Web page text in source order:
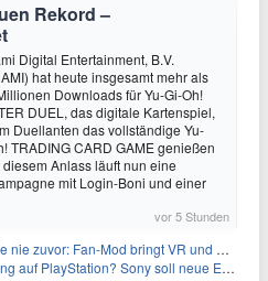
Rekord –
Digital Entertainment, B.V.
hat heute insgesamt mehr als
Downloads für Yu-Gi-Oh!
DUEL, das digitale Kartenspiel,
Duellanten das vollständige Yu-
TRADING CARD GAME genießen
Anlass läuft nun eine
mit Login-Boni und einer
vor 5 Stunden
Fan-Mod bringt VR und Ego-Perspektive nach Kanto
PlayStation? Sony soll neue Einnahmequellen prüfen